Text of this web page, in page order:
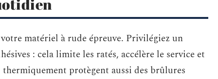
matériel à rude épreuve. Privilégiez un
: cela limite les ratés, accélère le service et
protègent aussi des brûlures